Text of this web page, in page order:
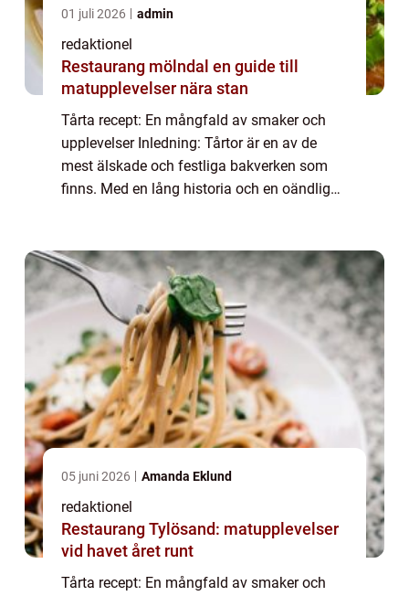
01 juli 2026 admin
redaktionel
Restaurang mölndal en guide till
matupplevelser nära stan
Tårta recept: En mångfald av smaker och
upplevelser Inledning: Tårtor är en av de
mest älskade och festliga bakverken som
finns. Med en lång historia och en oändlig
05 juni 2026 Amanda Eklund
redaktionel
Restaurang Tylösand: matupplevelser
vid havet året runt
Tårta recept: En mångfald av smaker och